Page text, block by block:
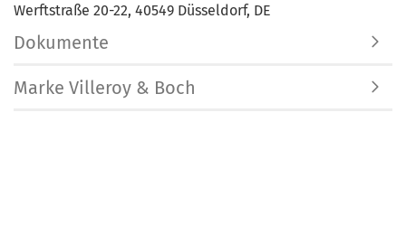
Werftstraße 20-22, 40549 Düsseldorf, DE
Dokumente
Marke Villeroy & Boch